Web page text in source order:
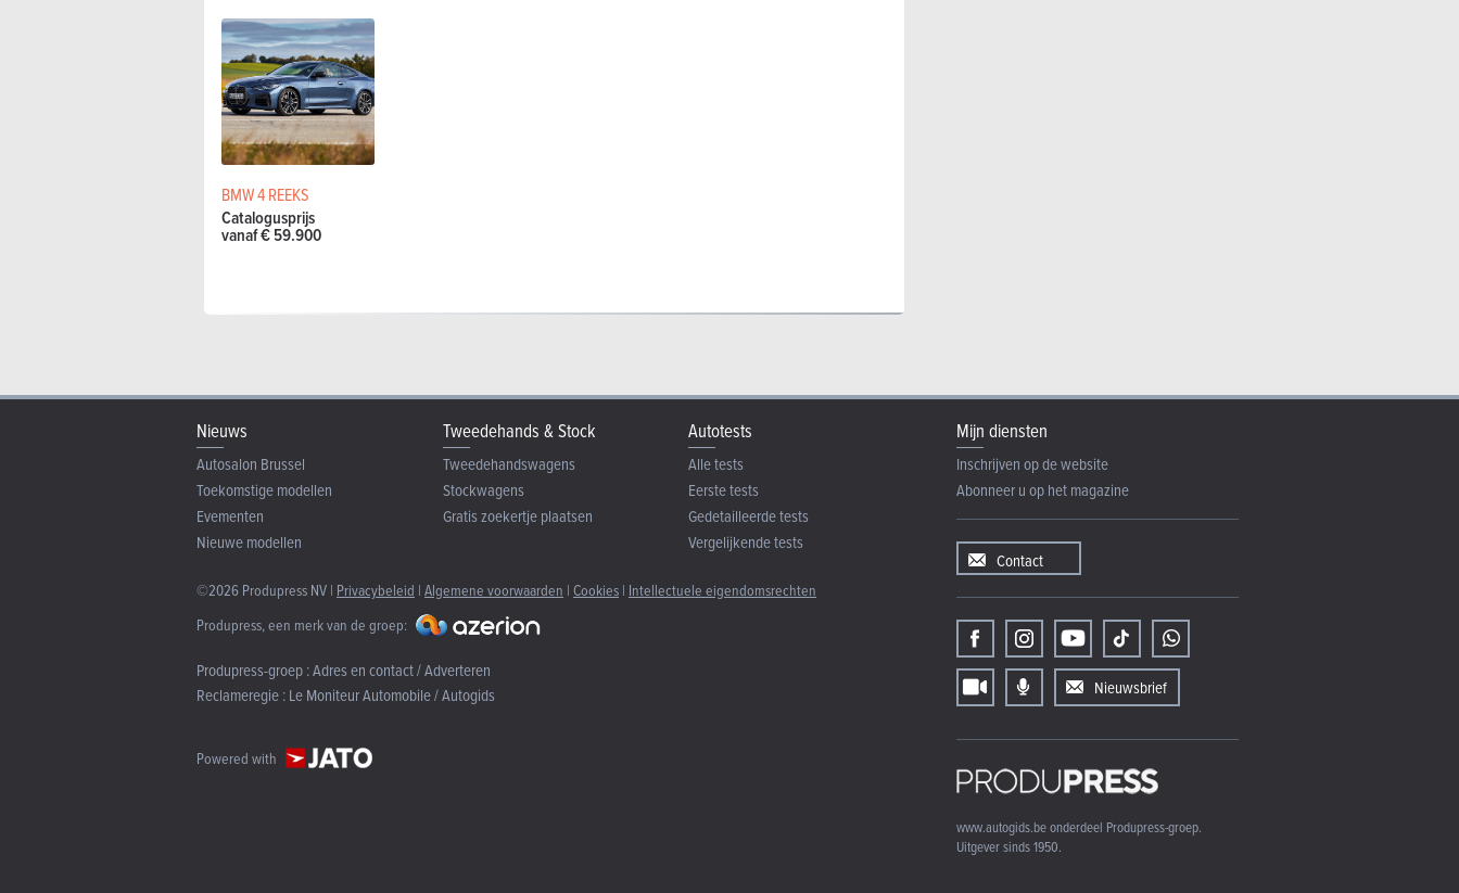
BMW 4 REEKS
Catalogusprijs
vanaf € 59.900
Nieuws
Autosalon Brussel
Toekomstige modellen
Evementen
Nieuwe modellen
Tweedehands & Stock
Tweedehandswagens
Stockwagens
Gratis zoekertje plaatsen
Autotests
Alle tests
Eerste tests
Gedetailleerde tests
Vergelijkende tests
©2026 Produpress NV | Privacybeleid | Algemene voorwaarden | Cookies | Intellectuele eigendomsrechten
Produpress, een merk van de groep:
Produpress-groep :Adres en contact / Adverteren
Reclameregie :Le Moniteur Automobile / Autogids
Powered with
Mijn diensten
Inschrijven op de website
Abonneer u op het magazine
Contact
Nieuwsbrief
www.autogids.be onderdeel Produpress-groep.
Uitgever sinds 1950.